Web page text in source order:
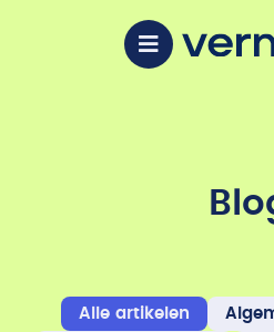
Alle artikelen